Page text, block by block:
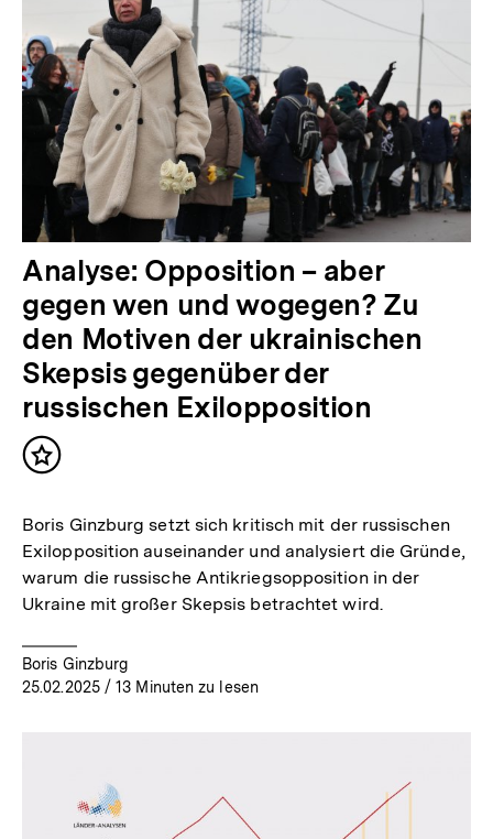
Analyse: Opposition – aber
gegen wen und wogegen? Zu
den Motiven der ukrainischen
Skepsis gegenüber der
russischen Exilopposition
Inhalt
Boris Ginzburg setzt sich kritisch mit der russischen
Exilopposition auseinander und analysiert die Gründe,
warum die russische Antikriegsopposition in der
Ukraine mit großer Skepsis betrachtet wird.
Boris Ginzburg
25.02.2025/ 13 Minuten zu lesen